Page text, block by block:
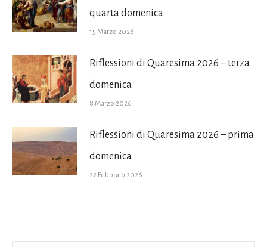
quarta domenica
15 Marzo 2026
Riflessioni di Quaresima 2026 – terza
domenica
8 Marzo 2026
Riflessioni di Quaresima 2026 – prima
domenica
22 Febbraio 2026